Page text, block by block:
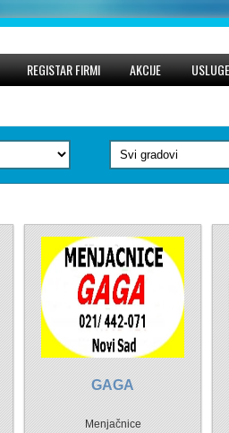
REGISTAR FIRMI AKCIJE
GAGA
Menjačnice